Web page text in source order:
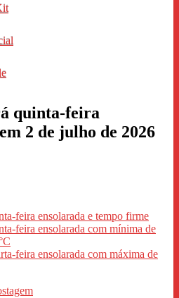
quinta-feira
2 de julho de 2026
feira ensolarada e tempo firme
feira ensolarada com mínima de
feira ensolarada com máxima de